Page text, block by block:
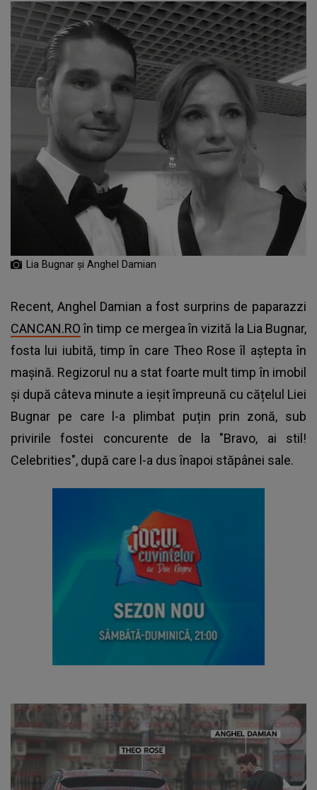
Lia Bugnar și Anghel Damian
Recent, Anghel Damian a fost surprins de paparazzi
CANCAN.ROîn timp ce mergea în vizită la Lia Bugnar,
fosta lui iubită, timp în care Theo Rose îl aștepta în
mașină. Regizorul nu a stat foarte mult timp în imobil
și după câteva minute a ieșit împreună cu cățelul Liei
Bugnar pe care l-a plimbat puțin prin zonă, sub
privirile fostei concurente de la "Bravo, ai stil!
Celebrities", după care l-a dus înapoi stăpânei sale.